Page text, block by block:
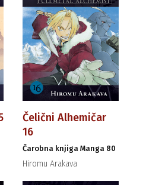
Čelični Alhemičar
16
Čarobna knjiga Manga 80
Hiromu Arakava